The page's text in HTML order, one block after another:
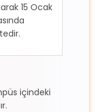
15 Ocak
içindeki